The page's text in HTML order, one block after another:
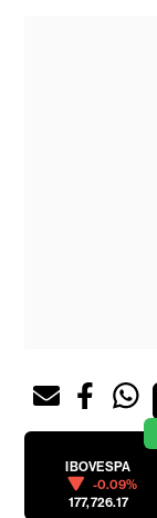
IBOVESPA
-0.09%
177,726.17